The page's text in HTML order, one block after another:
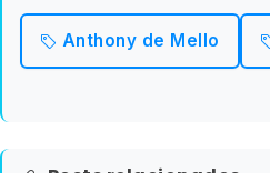
Anthony de Mello